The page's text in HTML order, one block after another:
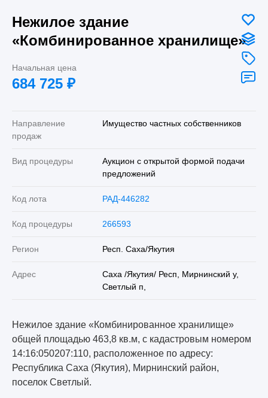
Нежилое здание
«Комбинированное хранилище»
Начальная цена
684 725 ₽
Направление
продаж
Имущество частных собственников
Вид процедуры
Аукцион с открытой формой подачи
предложений
Код лота РАД-446282
Код процедуры 266593
Регион Респ. Саха/Якутия
Адрес
Саха /Якутия/ Респ, Мирнинский у,
Светлый п,
Нежилое здание «Комбинированное хранилище»
общей площадью 463,8 кв.м, с кадастровым номером
14:16:050207:110, расположенное по адресу:
Республика Саха (Якутия), Мирнинский район,
поселок Светлый.